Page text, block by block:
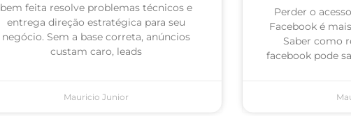
bem feita resolve problemas técnicos e
entrega direção estratégica para seu
negócio. Sem a base correta, anúncios
custam caro, leads
Mauricio Junior
Perder o
Facebook é
Saber como
facebook pode